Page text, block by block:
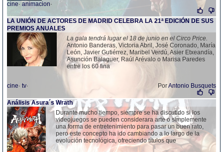
cine· animacion·
LA UNIÓN DE ACTORES DE MADRID CELEBRA LA 21ª EDICIÓN DE SUS
PREMIOS ANUALES
La gala tendrá lugar el 18 de junio en el Circo Price.
Antonio Banderas, Victoria Abril, José Coronado, María
León, Javier Gutiérrez, Maribel Verdú, Asier Etxeandía,
Asunción Balaguer, Raúl Arévalo o Marisa Paredes
entre los 60 fina
cine· tv· PorAntonio Busquets
Análisis Asura´s Wrath
Durante mucho tiempo, siempre se ha discutido si los
videojuegos se pueden considerara arte o simplemente
una forma de entretenimiento para pasar un buen rato,
pero este concepto ha ido cambiando a lo largo de la
evolución tecnológica, ofreciendo títulos que